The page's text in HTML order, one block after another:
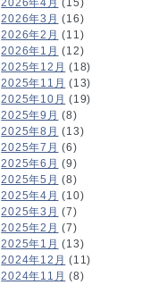
2026年4月 (15)
2026年3月 (16)
2026年2月 (11)
2026年1月 (12)
2025年12月 (18)
2025年11月 (13)
2025年10月 (19)
2025年9月 (8)
2025年8月 (13)
2025年7月 (6)
2025年6月 (9)
2025年5月 (8)
2025年4月 (10)
2025年3月 (7)
2025年2月 (7)
2025年1月 (13)
2024年12月 (11)
2024年11月 (8)